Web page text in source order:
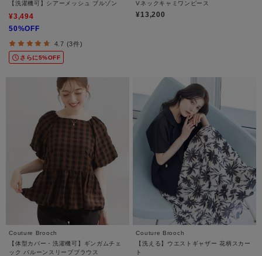
【洗濯機可】シアーメッシュ ブルゾン
¥3,494
50%OFF
4.7 (3件)
さらに5%OFF
Vネックキャミワンピース
¥13,200
Couture Brooch
【体型カバー・洗濯機可】ギンガムチェ
ック バルーンスリーブブラウス
Couture Brooch
【洗える】ウエストギャザー 花柄スカー
ト